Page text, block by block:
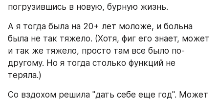
погрузившись в новую, бурную жизнь.
А я тогда была на 20+ лет моложе, и больна
была не так тяжело. (Хотя, фиг его знает, может
и так же тяжело, просто там все было по-
другому. Но я тогда столько функций не
теряла.)
Со вздохом решила "дать себе еще год". Может